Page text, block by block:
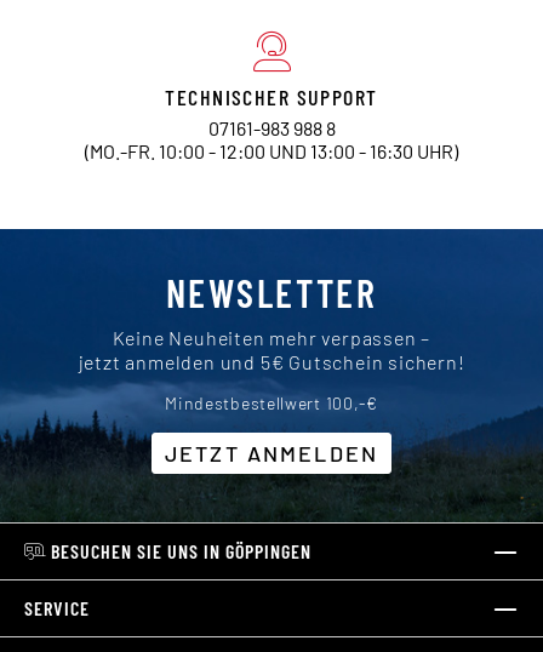
TECHNISCHER SUPPORT
07161-983 988 8
(MO.-FR. 10:00 - 12:00 UND 13:00 - 16:30 UHR)
NEWSLETTER
Keine Neuheiten mehr verpassen –
jetzt anmelden und 5€ Gutschein sichern!
Mindestbestellwert 100,-€
JETZT ANMELDEN
BESUCHEN SIE UNS IN GÖPPINGEN
SERVICE